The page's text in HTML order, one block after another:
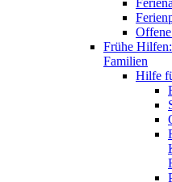
Frühe
Familien
Hilfe